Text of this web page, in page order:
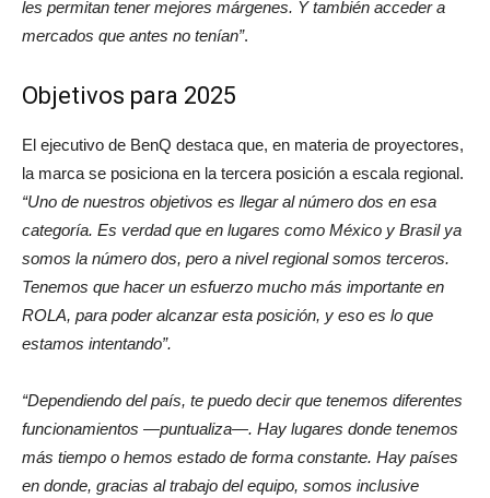
les permitan tener mejores márgenes. Y también acceder a
mercados que antes no tenían”.
Objetivos para 2025
El ejecutivo de BenQ destaca que, en materia de proyectores,
la marca se posiciona en la tercera posición a escala regional.
“Uno de nuestros objetivos es llegar al número dos en esa
categoría. Es verdad que en lugares como México y Brasil ya
somos la número dos, pero a nivel regional somos terceros.
Tenemos que hacer un esfuerzo mucho más importante en
ROLA, para poder alcanzar esta posición, y eso es lo que
estamos intentando”.
“Dependiendo del país, te puedo decir que tenemos diferentes
funcionamientos —puntualiza—. Hay lugares donde tenemos
más tiempo o hemos estado de forma constante. Hay países
en donde, gracias al trabajo del equipo, somos inclusive